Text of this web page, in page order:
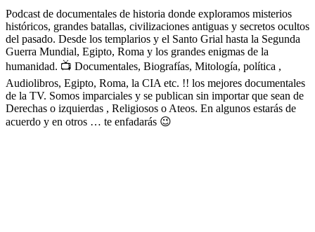
Podcast de documentales de historia donde exploramos misterios
históricos, grandes batallas, civilizaciones antiguas y secretos ocultos
del pasado. Desde los templarios y el Santo Grial hasta la Segunda
Guerra Mundial, Egipto, Roma y los grandes enigmas de la
humanidad. 📺 Documentales, Biografías, Mitología, política ,
Audiolibros, Egipto, Roma, la CIA etc. !! los mejores documentales
de la TV. Somos imparciales y se publican sin importar que sean de
Derechas o izquierdas , Religiosos o Ateos. En algunos estarás de
acuerdo y en otros … te enfadarás 😉